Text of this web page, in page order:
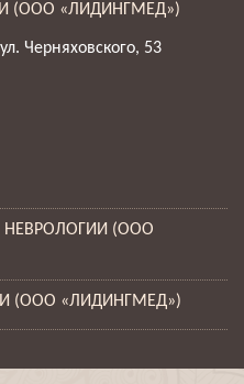
(ООО «ЛИДИНГМЕД»)
Черняховского, 53
НЕВРОЛОГИИ (ООО
(ООО «ЛИДИНГМЕД»)